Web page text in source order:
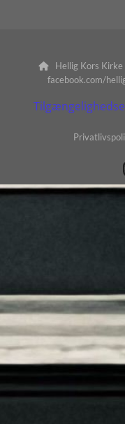
Hellig Kors Kirke
facebook.com/